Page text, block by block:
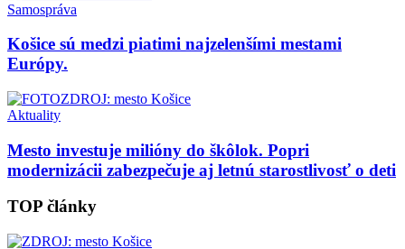
Samospráva
Košice sú medzi piatimi najzelenšími mestami
Európy.
Aktuality
Mesto investuje milióny do škôlok. Popri
modernizácii zabezpečuje aj letnú starostlivosť o deti
TOP články